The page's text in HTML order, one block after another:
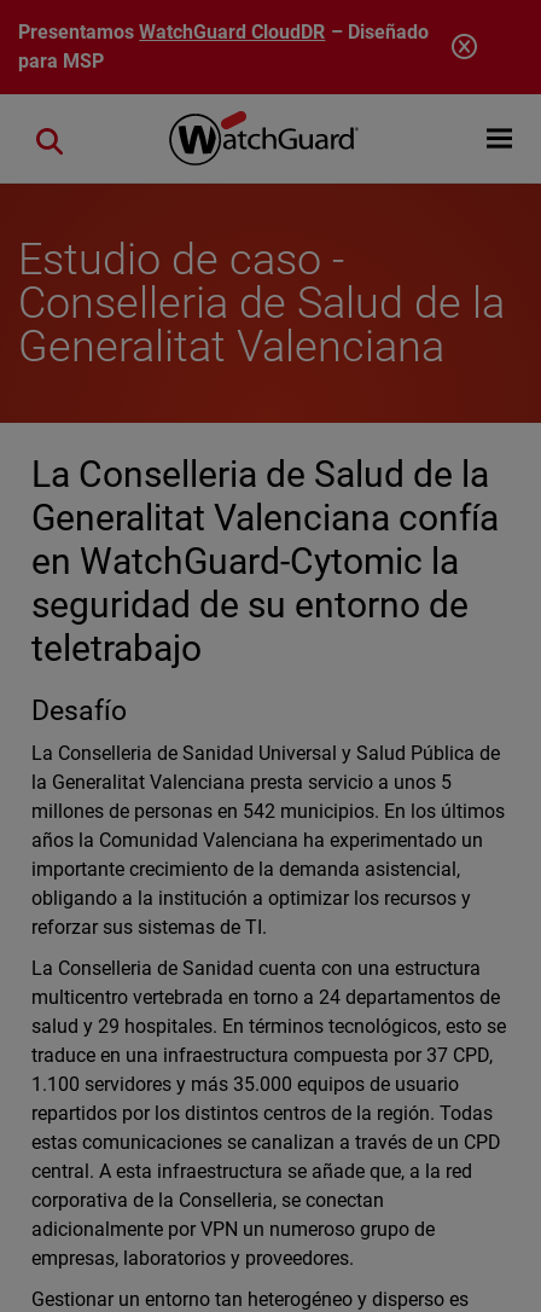
Pasar al contenido principal
PresentamosWatchGuard CloudDR – Diseñado
para MSP
Open
Close search
Estudio de caso -
Conselleria de Salud de la
Generalitat Valenciana
La Conselleria de Salud de la
Generalitat Valenciana confía
en WatchGuard-Cytomic la
seguridad de su entorno de
teletrabajo
Desafío
La Conselleria de Sanidad Universal y Salud Pública de
la Generalitat Valenciana presta servicio a unos 5
millones de personas en 542 municipios. En los últimos
años la Comunidad Valenciana ha experimentado un
importante crecimiento de la demanda asistencial,
obligando a la institución a optimizar los recursos y
reforzar sus sistemas de TI.
La Conselleria de Sanidad cuenta con una estructura
multicentro vertebrada en torno a 24 departamentos de
salud y 29 hospitales. En términos tecnológicos, esto se
traduce en una infraestructura compuesta por 37 CPD,
1.100 servidores y más 35.000 equipos de usuario
repartidos por los distintos centros de la región. Todas
estas comunicaciones se canalizan a través de un CPD
central. A esta infraestructura se añade que, a la red
corporativa de la Conselleria, se conectan
adicionalmente por VPN un numeroso grupo de
empresas, laboratorios y proveedores.
Gestionar un entorno tan heterogéneo y disperso es